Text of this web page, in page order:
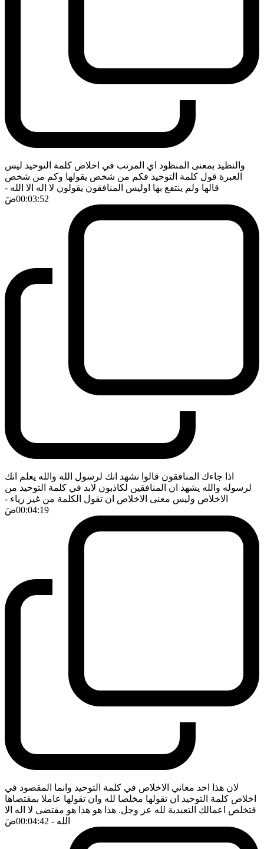
والنظيد بمعنى المنظود اي المرتب في اخلاص كلمة التوحيد ليس
العبرة قول كلمة التوحيد فكم من شخص يقولها وكم من شخص
قالها ولم ينتفع بها اوليس المنافقون يقولون لا اله الا الله -
00:03:52ضَ
اذا جاءك المنافقون قالوا نشهد انك لرسول الله والله يعلم انك
لرسوله والله يشهد ان المنافقين لكاذبون لابد في كلمة التوحيد من
الاخلاص وليس معنى الاخلاص ان تقول الكلمة من غير رياء -
00:04:19ضَ
لان هذا احد معاني الاخلاص في كلمة التوحيد وانما المقصود في
اخلاص كلمة التوحيد ان تقولها مخلصا لله وان تقولها عاملا بمقتضاها
فتخلص اعمالك التعبدية لله عز وجل. هذا هو هذا هو مقتضى لا اله الا
الله - 00:04:42 ضَ